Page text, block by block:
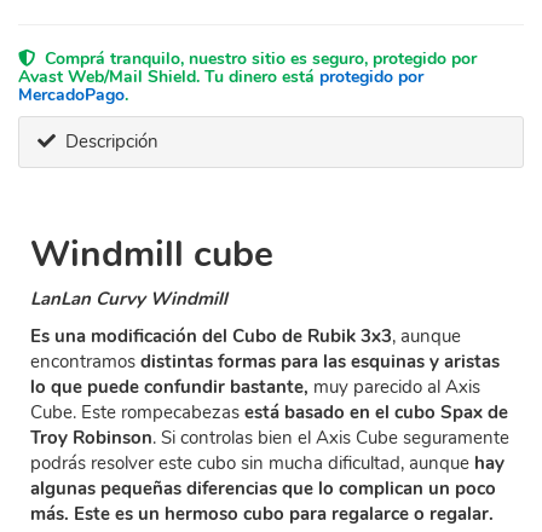
Comprá tranquilo, nuestro sitio es seguro, protegido por
Avast Web/Mail Shield. Tu dinero está protegido por
MercadoPago.
Descripción
Windmill cube
LanLan Curvy Windmill
Es una modificación del Cubo de Rubik 3x3, aunque
encontramos distintas formas para las esquinas y aristas
lo que puede confundir bastante, muy parecido al Axis
Cube. Este rompecabezas está basado en el cubo Spax de
Troy Robinson. Si controlas bien el Axis Cube seguramente
podrás resolver este cubo sin mucha dificultad, aunque hay
algunas pequeñas diferencias que lo complican un poco
más. Este es un hermoso cubo para regalarce o regalar.